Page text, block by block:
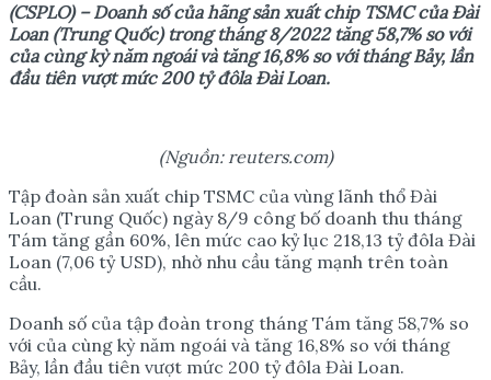
(CSPLO) – Doanh sốcủa hãng sản xuất chip TSMC của Đài
Loan (Trung Quốc) trong tháng 8/2022 tăng 58,7% so với
của cùng kỳnăm ngoái và tăng 16,8% so với tháng Bảy, lần
đầu tiên vượt mức 200 tỷđôla Đài Loan.
(Nguồn: reuters.com)
Tập đoàn sản xuất chip TSMC của vùng lãnh thổ Đài
Loan (Trung Quốc) ngày 8/9 công bố doanh thu tháng
Tám tăng gần 60%, lên mức cao kỷ lục 218,13 tỷ đôla Đài
Loan (7,06 tỷ USD), nhờ nhu cầu tăng mạnh trên toàn
cầu.
Doanh số của tập đoàn trong tháng Tám tăng 58,7% so
với của cùng kỳ năm ngoái và tăng 16,8% so với tháng
Bảy, lần đầu tiên vượt mức 200 tỷ đôla Đài Loan.